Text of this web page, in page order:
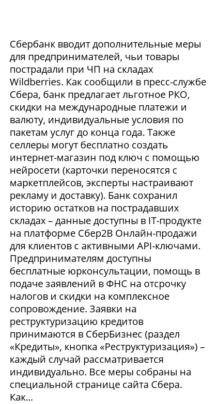
Сбербанк вводит дополнительные меры
для предпринимателей, чьи товары
пострадали при ЧП на складах
Wildberries. Как сообщили в пресс-службе
Сбера, банк предлагает льготное РКО,
скидки на международные платежи и
валюту, индивидуальные условия по
пакетам услуг до конца года. Также
селлеры могут бесплатно создать
интернет-магазин под ключ с помощью
нейросети (карточки переносятся с
маркетплейсов, эксперты настраивают
рекламу и доставку). Банк сохранил
историю остатков на пострадавших
складах – данные доступны в IT-продукте
на платформе Сбер2В Онлайн-продажи
для клиентов с активными API-ключами.
Предпринимателям доступны
бесплатные юрконсультации, помощь в
подаче заявлений в ФНС на отсрочку
налогов и скидки на комплексное
сопровождение. Заявки на
реструктуризацию кредитов
принимаются в СберБизнес (раздел
«Кредиты», кнопка «Реструктуризация») –
каждый случай рассматривается
индивидуально. Все меры собраны на
специальной странице сайта Сбера.
Как...